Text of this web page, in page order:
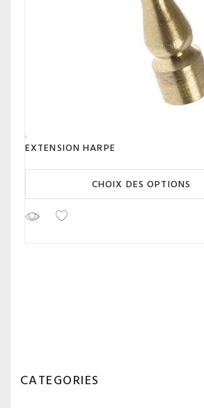
EXTENSION HARPE
CHOIX DES OPTIONS
CATEGORIES